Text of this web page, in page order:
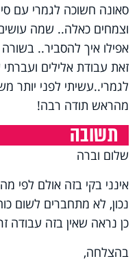
סאונה חשוכה לגמרי עם
וצמחים כאלה.. שמה
אפילו איך להסביר..
זאת עבודת אלילים
לגמרי..עשיתי לפני יותר
מהראש תודה רבה!
תשובה
שלום וברה
אינני בקי בזה אולם לפי
נכון, לא מתחברים לשום
כן נראה שאין בזה עבודה
בהצלחה,